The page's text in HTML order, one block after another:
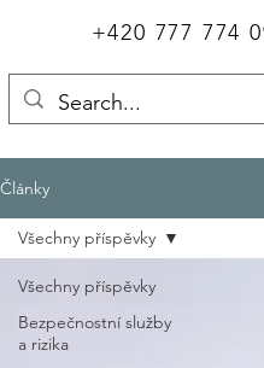
+420 777 774
Články
Všechny příspěvky
Bezpečnostní služby
a rizika
Všechny příspěvky